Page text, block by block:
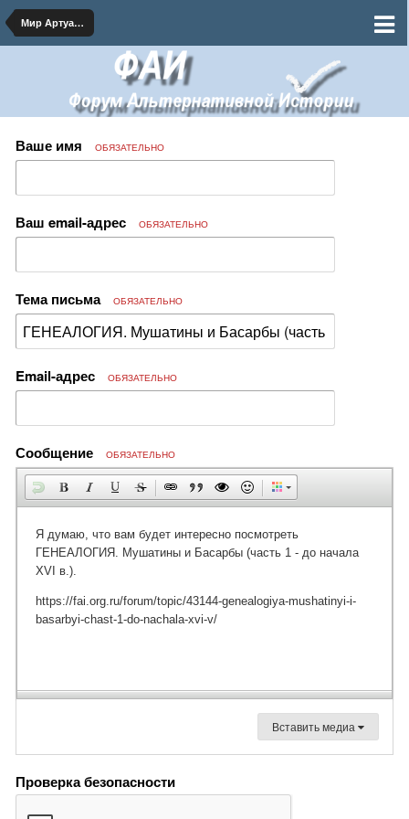
Мир Артуасской Династии
Ваше имя ОБЯЗАТЕЛЬНО
Ваш email-адрес ОБЯЗАТЕЛЬНО
Тема письма ОБЯЗАТЕЛЬНО
Email-адрес ОБЯЗАТЕЛЬНО
Сообщение ОБЯЗАТЕЛЬНО
Вставить медиа
Проверка безопасности